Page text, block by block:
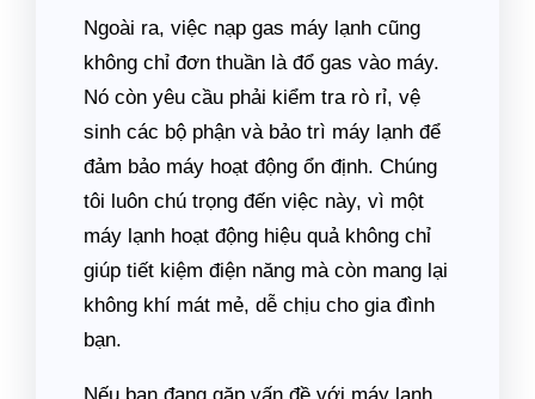
Ngoài ra, việc nạp gas máy lạnh cũng
không chỉ đơn thuần là đổ gas vào máy.
Nó còn yêu cầu phải kiểm tra rò rỉ, vệ
sinh các bộ phận và bảo trì máy lạnh để
đảm bảo máy hoạt động ổn định. Chúng
tôi luôn chú trọng đến việc này, vì một
máy lạnh hoạt động hiệu quả không chỉ
giúp tiết kiệm điện năng mà còn mang lại
không khí mát mẻ, dễ chịu cho gia đình
bạn.